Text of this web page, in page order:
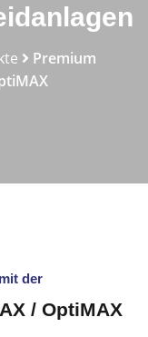
Premium
der
/ OptiMAX